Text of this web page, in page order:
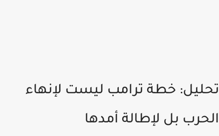
تحليل: خطة ترامب ليست لإنهاء
الحرب بل لإطالة أمدها